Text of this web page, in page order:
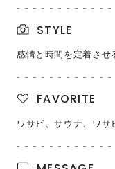
STYLE
感情と時間を定着させ
FAVORITE
ワサビ、サウナ、ワ